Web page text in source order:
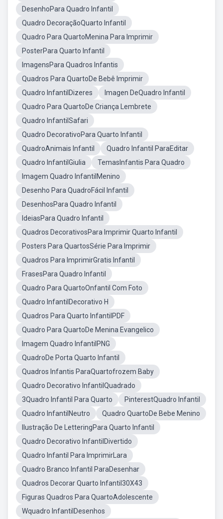
DesenhoPara Quadro Infantil
Quadro DecoraçãoQuarto Infantil
Quadro Para QuartoMenina Para Imprimir
PosterPara Quarto Infantil
ImagensPara Quadros Infantis
Quadros Para QuartoDe Bebê Imprimir
Quadro InfantilDizeres
Imagen DeQuadro Infantil
Quadro Para QuartoDe Criança Lembrete
Quadro InfantilSafari
Quadro DecorativoPara Quarto Infantil
QuadroAnimais Infantil
Quadro Infantil ParaEditar
Quadro InfantilGiulia
TemasInfantis Para Quadro
Imagem Quadro InfantilMenino
Desenho Para QuadroFácil Infantil
DesenhosPara Quadro Infantil
IdeiasPara Quadro Infantil
Quadros DecorativosPara Imprimir Quarto Infantil
Posters Para QuartosSérie Para Imprimir
Quadros Para ImprimirGratis Infantil
FrasesPara Quadro Infantil
Quadro Para QuartoOnfantil Com Foto
Quadro InfantilDecorativo H
Quadros Para Quarto InfantilPDF
Quadro Para QuartoDe Menina Evangelico
Imagem Quadro InfantilPNG
QuadroDe Porta Quarto Infantil
Quadros Infantis ParaQuartofrozem Baby
Quadro Decorativo InfantilQuadrado
3Quadro Infantil Para Quarto
PinterestQuadro Infantil
Quadro InfantilNeutro
Quadro QuartoDe Bebe Menino
Ilustração De LetteringPara Quarto Infantil
Quadro Decorativo InfantilDivertido
Quadro Infantil Para ImprimirLara
Quadro Branco Infantil ParaDesenhar
Quadros Decorar Quarto Infantil30X43
Figuras Quadros Para QuartoAdolescente
Wquadro InfantilDesenhos